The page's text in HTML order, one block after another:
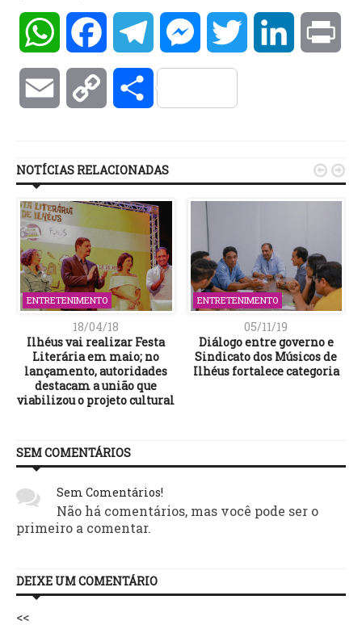
WhatsAppFacebookTelegramMessengerTwitter LinkedIn
Email Copy Compartilhar
NOTÍCIAS RELACIONADAS
ENTRETENIMENTO
18/04/18
Ilhéus vai realizar Festa
Literária em maio; no
lançamento, autoridades
destacam a união que
viabilizou o projeto cultural
ENTRETENIMENTO
05/11/19
Diálogo entre governo e
Sindicato dos Músicos de
Ilhéus fortalece categoria
 
SEM COMENTÁRIOS
Sem Comentários!
Não há comentários, mas você pode ser o
primeiro a comentar.
DEIXE UM COMENTÁRIO
<<